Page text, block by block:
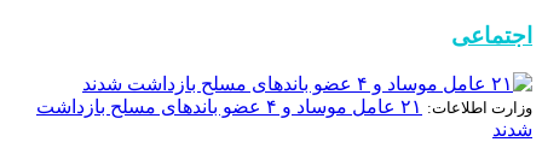
اجتماعی
وزارت اطلاعات:
۲۱ عامل موساد و ۴ عضو باند‌های مسلح بازداشت
شدند